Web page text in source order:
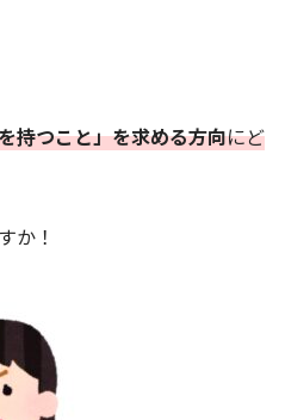
持つこと」を求める方向にど
か！